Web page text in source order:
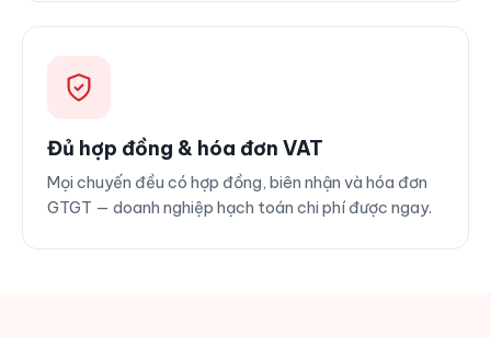
Đủ hợp đồng & hóa đơn VAT
Mọi chuyến đều có hợp đồng, biên nhận và hóa đơn
GTGT — doanh nghiệp hạch toán chi phí được ngay.